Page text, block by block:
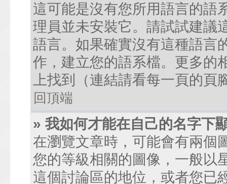
這可能是沒有您所用語言的語
理員並未安裝它。請試試建議
語言。如果確實沒有這種語言
作，建立您的語系檔。更多的
上找到（連結請看每一頁的頁
回頂端
» 我如何才能在自己的名字下
在瀏覽文章時，可能會有兩個
您的等級相關的圖像，一般以
這個討論區的地位，或者您已